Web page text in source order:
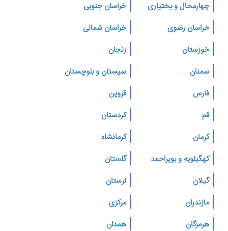
چهارمحال و بختیاری
خراسان جنوبی
خراسان رضوی
خراسان شمالی
خوزستان
زنجان
سمنان
سیستان و بلوچستان
فارس
قزوین
قم
کردستان
کرمان
کرمانشاه
کهگیلویه و بویراحمد
گلستان
گیلان
لرستان
مازندران
مرکزی
هرمزگان
همدان